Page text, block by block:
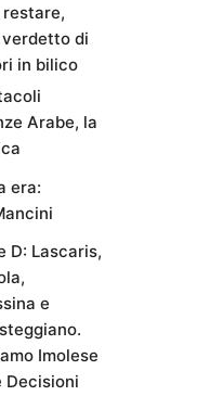
restare,
di
in bilico
Arabe, la
era:
D: Lascaris,
e
Imolese
Decisioni